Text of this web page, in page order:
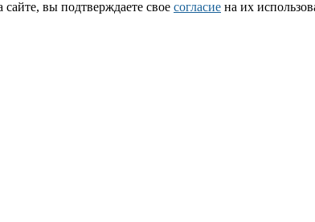
вы подтверждаете свое согласие на их